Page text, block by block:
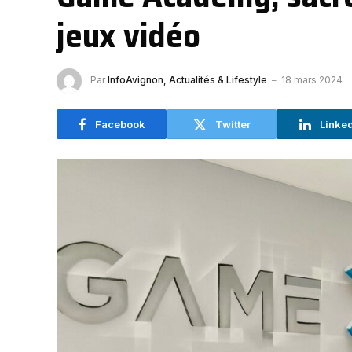
jeux vidéo
Par InfoAvignon, Actualités & Lifestyle 18 mars 2024
Facebook Twitter